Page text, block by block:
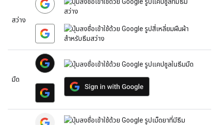
สว่าง
มืด